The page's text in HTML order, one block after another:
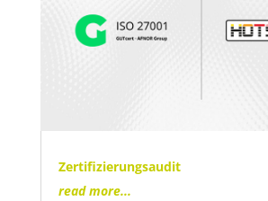
Zertifizierungsaudit
read more...